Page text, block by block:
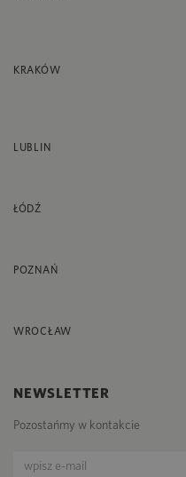
KRAKÓW
LUBLIN
ŁÓDŹ
POZNAŃ
WROCŁAW
NEWSLETTER
Pozostańmy w kontakcie